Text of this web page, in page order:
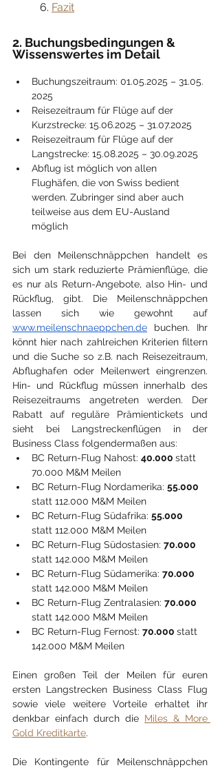
	6.
Fazit
2. Buchungsbedingungen &
Wissenswertes im Detail
Buchungszeitraum: 01.05.2025 – 31.05.
2025
Reisezeitraum für Flüge auf der
Kurzstrecke: 15.06.2025 – 31.07.2025
Reisezeitraum für Flüge auf der
Langstrecke: 15.08.2025 – 30.09.2025
Abflug ist möglich von allen
Flughäfen, die von Swiss bedient
werden. Zubringer sind aber auch
teilweise aus dem EU-Ausland
möglich
Bei den Meilenschnäppchen handelt es
sich um stark reduzierte Prämienflüge, die
es nur als Return-Angebote, also Hin- und
Rückflug, gibt. Die Meilenschnäppchen
www.meilenschnaeppchen.de buchen. Ihr
könnt hier nach zahlreichen Kriterien filtern
und die Suche so z.B. nach Reisezeitraum,
Abflughafen oder Meilenwert eingrenzen.
Hin- und Rückflug müssen innerhalb des
Reisezeitraums angetreten werden. Der
Rabatt auf reguläre Prämientickets und
sieht bei Langstreckenflügen in der
Business Class folgendermaßen aus:
BC Return-Flug Nahost: 40.000 statt
70.000 M&M Meilen
BC Return-Flug Nordamerika: 55.000
statt 112.000 M&M Meilen
BC Return-Flug Südafrika: 55.000
statt 112.000 M&M Meilen
BC Return-Flug Südostasien: 70.000
statt 142.000 M&M Meilen
BC Return-Flug Südamerika: 70.000
statt 142.000 M&M Meilen
BC Return-Flug Zentralasien: 70.000
statt 142.000 M&M Meilen
BC Return-Flug Fernost: 70.000 statt
142.000 M&M Meilen
Einen großen Teil der Meilen für euren
ersten Langstrecken Business Class Flug
sowie viele weitere Vorteile erhaltet ihr
denkbar einfach durch die Miles & More
Gold Kreditkarte.
Die Kontingente für Meilenschnäppchen